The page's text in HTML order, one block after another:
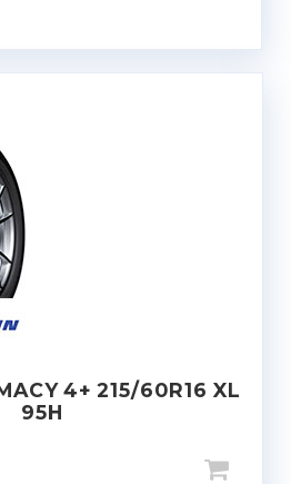
4+ 215/60R16 XL
95H